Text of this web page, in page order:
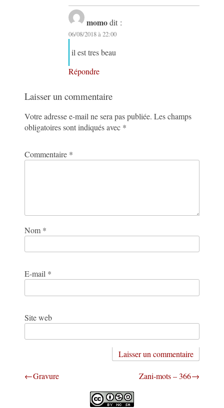
momo dit :
06/08/2018 à 22:00
il est tres beau
Répondre
Laisser un commentaire
Votre adresse e-mail ne sera pas publiée. Les champs
obligatoires sont indiqués avec *
Commentaire *
Nom *
E-mail *
Site web
Navigation
Gravure Zani-mots – 366